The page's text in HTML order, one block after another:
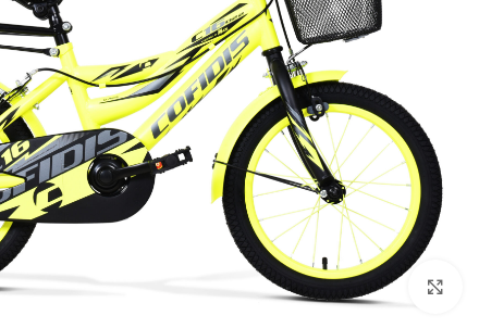
بزرگنمایی تصویر